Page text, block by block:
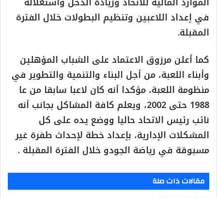
في إعداد اللاعبين وتنظيم البطولات خلال الفترة
المقبلة.
كما أعلن مرزوق الاعتماد على الشباب المؤهلين
وأبناء اللعبة، من أجل البناء والتنمية والتطوير في
منظومة اللعبة، مؤكدا أنه كان لاعبا سابقا من عا
1988 حتى 2002، ويعلم كافة المشاكل بجانب أنه
نائب رئيس الاتحاد حاليا ووضع يده على كل
المشكلات الإدارية، بإعداد خطة لإحداث طفرة غير
مسبوقة في رياضة الجودو خلال الفترة المقبلة .
مقالات ذات صلة